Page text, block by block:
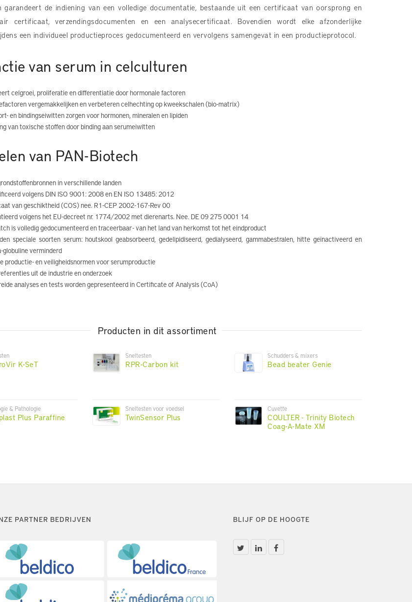
garandeert de indiening van een volledige documentatie, bestaande uit een certificaat van oorsprong en
certificaat, verzendingsdocumenten en een analysecertificaat. Bovendien wordt elke afzonderlijke
een individueel productieproces gedocumenteerd en vervolgens samengevat in een productieprotocol.
van serum in celculturen
celgroei, proliferatie en differentiatie door hormonale factoren
vergemakkelijken en verbeteren celhechting op kweekschalen (bio-matrix)
en bindingseiwitten zorgen voor hormonen, mineralen en lipiden
van toxische stoffen door binding aan serumeiwitten
van PAN-Biotech
in verschillende landen
volgens DIN ISO 9001: 2008 en EN ISO 13485: 2012
van geschiktheid (COS) nee. R1-CEP 2002-167-Rev 00
volgens het EU-decreet nr. 1774/2002 met dierenarts. Nee. DE 09 275 0001 14
is volledig gedocumenteerd en traceerbaar - van het land van herkomst tot het eindproduct
speciale soorten serum: houtskool geabsorbeerd, gedelipidiseerd, gedialyseerd, gammabestralen, hitte geïnactiveerd en
globuline verminderd
productie- en veiligheidsnormen voor serumproductie
uit de industrie en onderzoek
analyses en tests worden gepresenteerd in Certificate of Analysis (CoA)
Producten in dit assortiment
K-SeT
& Pathologie
Plus Paraffine
Sneltesten
RPR-Carbon kit
Sneltesten voor voedsel
TwinSensor Plus
Schudders & mixers
Bead beater Genie
Cuvette
COULTER - Trinity Biotech
Coag-A-Mate XM
PARTNER BEDRIJVEN BLIJF OP DE HOOGTE